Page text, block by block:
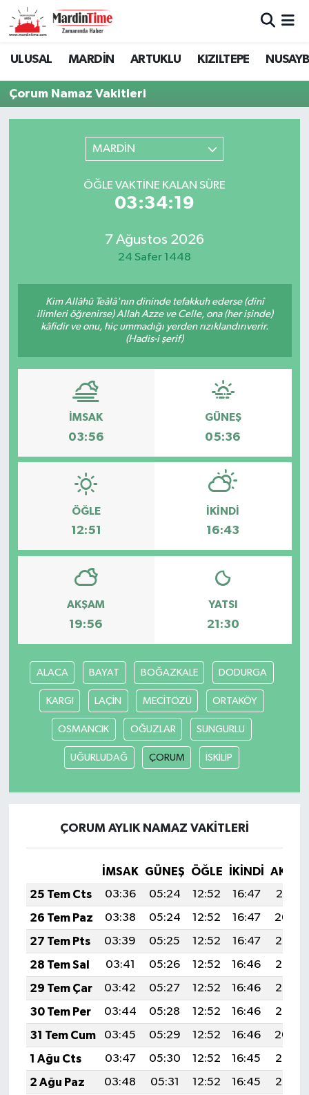
ULUSAL MARDİN ARTUKLU KIZILTEPE
Çorum Namaz Vakitleri
MARDİN
ÖĞLE VAKTINE KALAN SÜRE
03:34:19
7 Ağustos 2026
24 Safer 1448
Kim Allâhü Teâlâ'nın dininde tefakkuh ederse (dînî
ilimleri öğrenirse) Allah Azze ve Celle, ona (her işinde)
kâfidir ve onu, hiç ummadığı yerden rızıklandırıverir.
(Hadis-i şerif)
İMSAK
03:56
GÜNEŞ
05:36
ÖĞLE
12:51
İKINDI
16:43
AKŞAM
19:56
YATSI
21:30
ALACA BAYAT BOĞAZKALE DODURGA
KARGI LAÇİN MECİTÖZÜ ORTAKÖY
OSMANCIK OĞUZLAR SUNGURLU
UĞURLUDAĞ ÇORUM İSKİLİP
ÇORUM AYLIK NAMAZ VAKITLERI
İMSAK GÜNEŞ ÖĞLE İKINDI
25 Tem Cts
03:36 05:24 12:52 16:47
20:10
26 Tem Paz
03:38 05:24 12:52 16:47
20:09
27 Tem Pts
03:39 05:25 12:52 16:47
20:08
28 Tem Sal
03:41 05:26 12:52 16:46
20:07
29 Tem Çar
03:42 05:27 12:52 16:46
20:06
30 Tem Per
03:44 05:28 12:52 16:46
20:05
31 Tem Cum
03:45 05:29 12:52 16:46
20:04
1 Ağu Cts
03:47 05:30 12:52 16:45
20:03
2 Ağu Paz
03:48 05:31 12:52 16:45
20:02
Mardin Nöbetçi Eczaneler
Mardin Hava Durumu
Mardin Namaz Vakitleri
Mardin Trafik Yoğunluk Haritası
Son Dakika Haberleri
Haber Arşivi